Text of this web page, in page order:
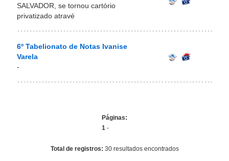
SALVADOR, se tornou cartório
privatizado atravé
6º Tabelionato de Notas Ivanise
Varela
-
Páginas:
1 -
Total de registros: 30 resultados encontrados